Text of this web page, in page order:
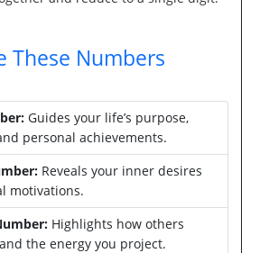
These Numbers
Guides your life’s purpose,
personal achievements.
Reveals your inner desires
motivations.
Highlights how others
the energy you project.